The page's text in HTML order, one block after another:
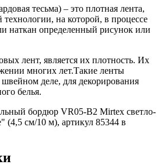
тесьма) – это плотная лента,
технологии, на которой, в процессе
наткан определенный рисунок или
лент, является их плотность. Их
многих лет.Такие ленты
деле, для декорирования
белья.
бордюр VR05-B2 Mirtex светло-
см/10 м), артикул 85344 в